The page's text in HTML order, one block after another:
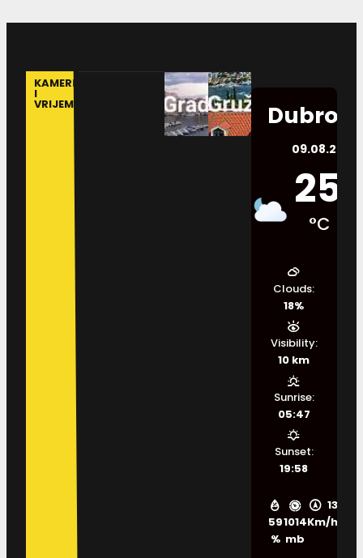
KAMERE
I
VRIJEME
09.08.2026.
25
°C
59
%
1014
mb
13
Km/h
Clouds:
18%
Visibility:
10 km
Sunrise:
05:47
Sunset:
19:58